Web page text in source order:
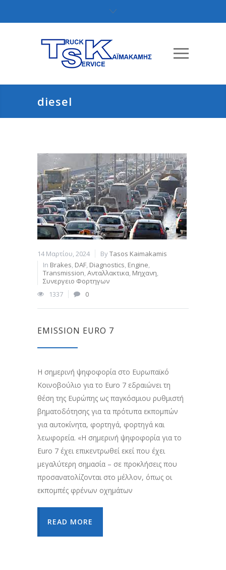
diesel
14 Μαρτίου, 2024 ByTasos Kaimakamis
In Brakes, DAF, Diagnostics, Engine,
Transmission,Ανταλλακτικα, Μηχανη,
Συνεργειο Φορτηγων
1337
0
EMISSION EURO 7
Η σημερινή ψηφοφορία στο Ευρωπαϊκό
Κοινοβούλιο για το Euro 7 εδραιώνει τη
θέση της Ευρώπης ως παγκόσμιου ρυθμιστή
βηματοδότησης για τα πρότυπα εκπομπών
για αυτοκίνητα, φορτηγά, φορτηγά και
λεωφορεία. «Η σημερινή ψηφοφορία για το
Euro 7 έχει επικεντρωθεί εκεί που έχει
μεγαλύτερη σημασία – σε προκλήσεις που
προσανατολίζονται στο μέλλον, όπως οι
εκπομπές φρένων οχημάτων
READ MORE